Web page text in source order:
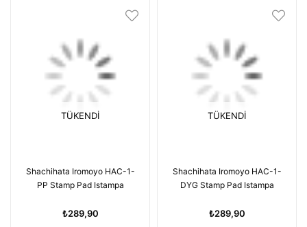
TÜKENDI
Shachihata Iromoyo HAC-1-
PP Stamp Pad Istampa
₺289,90
TÜKENDI
Shachihata Iromoyo HAC-1-
DYG Stamp Pad Istampa
₺289,90